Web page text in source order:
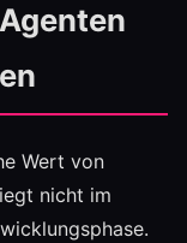
Wert von
nicht im